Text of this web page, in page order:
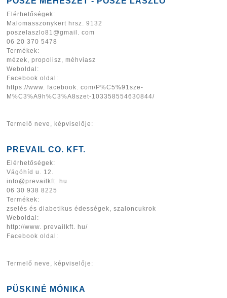
Elérhetőségek:
Malomasszonykert hrsz. 9132
poszelaszlo81@gmail. com
06 20 370 5478
Termékek:
mézek, propolisz, méhviasz
Weboldal:
Facebook oldal:
https://www. facebook. com/P%C5%91sze-
M%C3%A9h%C3%A8szet-103358554630844/
Termelő neve, képviselője:
PREVAIL CO. KFT.
Elérhetőségek:
Vágóhíd u. 12.
info@prevailkft. hu
06 30 938 8225
Termékek:
zselés és diabetikus édességek, szaloncukrok
Weboldal:
http://www. prevailkft. hu/
Facebook oldal:
Termelő neve, képviselője:
PÜSKINÉ MÓNIKA